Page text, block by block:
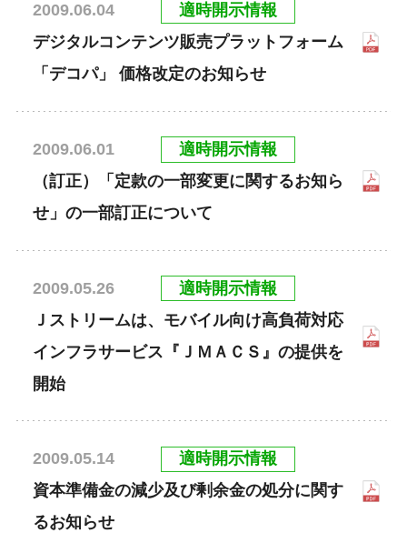
2009.06.04
適時開示情報
デジタルコンテンツ販売プラットフォーム
「デコパ」 価格改定のお知らせ
2009.06.01
適時開示情報
（訂正）「定款の一部変更に関するお知ら
せ」の一部訂正について
2009.05.26
適時開示情報
Ｊストリームは、モバイル向け高負荷対応
インフラサービス『ＪＭＡＣＳ』の提供を
開始
2009.05.14
適時開示情報
資本準備金の減少及び剰余金の処分に関す
るお知らせ